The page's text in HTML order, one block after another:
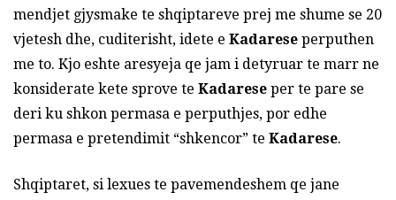
mendjet gjysmake te shqiptareve prej me shume se 20
vjetesh dhe, cuditerisht, idete e Kadarese perputhen
me to. Kjo eshte aresyeja qe jam i detyruar te marr ne
konsiderate kete sprove te Kadarese per te pare se
deri ku shkon permasa e perputhjes, por edhe
permasa e pretendimit “shkencor” te Kadarese.
Shqiptaret, si lexues te pavemendeshem qe jane